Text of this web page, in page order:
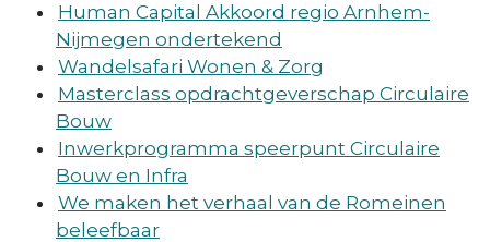
Human Capital Akkoord regio Arnhem-
Nijmegen ondertekend
Wandelsafari Wonen & Zorg
Masterclass opdrachtgeverschap Circulaire
Bouw
Inwerkprogramma speerpunt Circulaire
Bouw en Infra
We maken het verhaal van de Romeinen
beleefbaar